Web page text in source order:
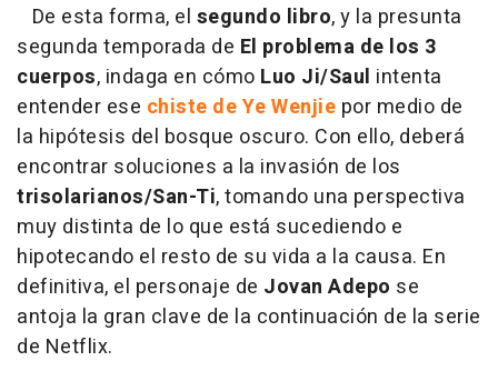
De esta forma, el segundo libro, y la presunta
segunda temporada de El problema de los 3
cuerpos, indaga en cómo Luo Ji/Saul intenta
entender ese chiste de Ye Wenjie por medio de
la hipótesis del bosque oscuro. Con ello, deberá
encontrar soluciones a la invasión de los
trisolarianos/San-Ti, tomando una perspectiva
muy distinta de lo que está sucediendo e
hipotecando el resto de su vida a la causa. En
definitiva, el personaje de Jovan Adepo se
antoja la gran clave de la continuación de la serie
de Netflix.